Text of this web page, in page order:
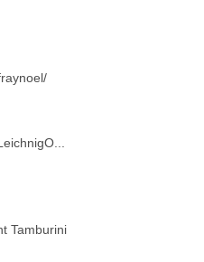
Tamburini